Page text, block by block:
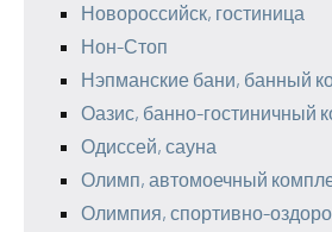
Новороссийск, гостиница
Нон-Стоп
Нэпманские бани, банный
Оазис, банно-гостиничный
Одиссей, сауна
Олимп, автомоечный
Олимпия, спортивно-